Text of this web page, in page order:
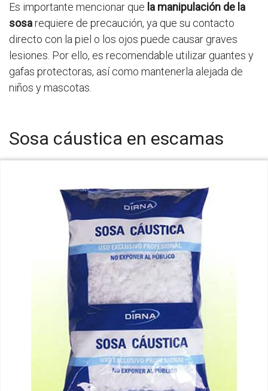
Es importante mencionar que la manipulación de la
sosarequiere de precaución, ya que su contacto
directo con la piel o los ojos puede causar graves
lesiones. Por ello, es recomendable utilizar guantes y
gafas protectoras, así como mantenerla alejada de
niños y mascotas.
Sosa cáustica en escamas